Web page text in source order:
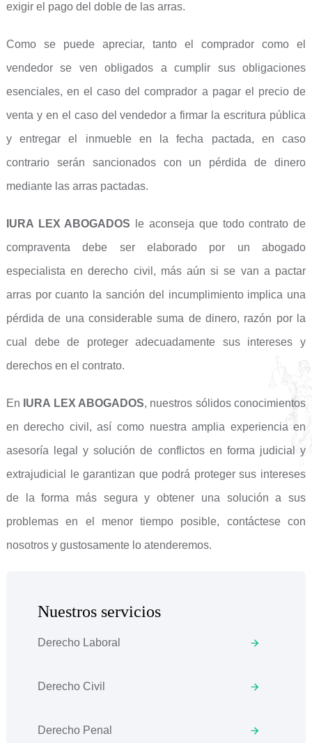
exigir el pago del doble de las arras.
Como se puede apreciar, tanto el comprador como el
vendedor se ven obligados a cumplir sus obligaciones
esenciales, en el caso del comprador a pagar el precio de
venta y en el caso del vendedor a firmar la escritura pública
y entregar el inmueble en la fecha pactada, en caso
contrario serán sancionados con un pérdida de dinero
mediante las arras pactadas.
IURA LEX ABOGADOS
le aconseja que todo contrato de
compraventa debe ser elaborado por un abogado
especialista en derecho civil, más aún si se van a pactar
arras por cuanto la sanción del incumplimiento implica una
pérdida de una considerable suma de dinero, razón por la
cual debe de proteger adecuadamente sus intereses y
derechos en el contrato.
En IURA LEX ABOGADOS, nuestros sólidos conocimientos
en derecho civil, así como nuestra amplia experiencia en
asesoría legal y solución de conflictos en forma judicial y
extrajudicial le garantizan que podrá proteger sus intereses
de la forma más segura y obtener una solución a sus
problemas en el menor tiempo posible, contáctese con
nosotros y gustosamente lo atenderemos.
Nuestros servicios
Derecho Laboral
Derecho Civil
Derecho Penal